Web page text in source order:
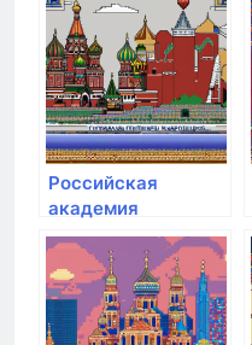
Российская
академия
народного
хозяйства и
государственной
службы при
Президенте РФ